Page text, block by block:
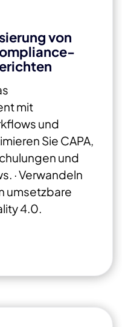
von
mit
und
Sie CAPA,
und
· Verwandeln
umsetzbare
4.0.